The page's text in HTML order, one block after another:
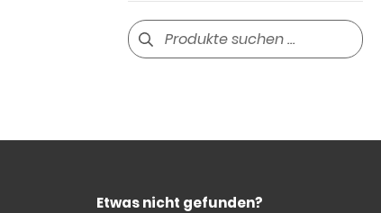
Suchen
nach:
Etwas nicht gefunden?